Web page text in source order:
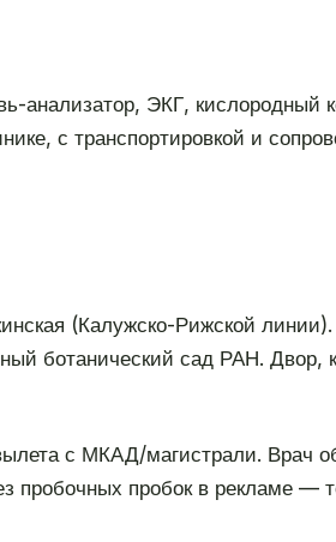
анализатор, ЭКГ, кислородный
с транспортировкой и
(Калужско-Рижской
ботанический сад РАН.
с МКАД/магистрали. Врач
пробочных пробок в рекламе —